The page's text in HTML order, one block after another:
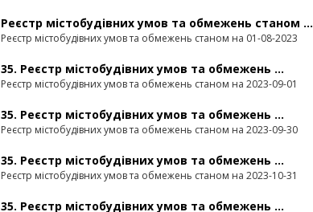
Реєстр містобудівних умов та обмежень станом ...
Реєстр містобудівних умов та обмежень станом на 01-08-2023
35. Реєстр містобудівних умов та обмежень ...
Реєстр містобудівних умов та обмежень станом на 2023-09-01
35. Реєстр містобудівних умов та обмежень ...
Реєстр містобудівних умов та обмежень станом на 2023-09-30
35. Реєстр містобудівних умов та обмежень ...
Реєстр містобудівних умов та обмежень станом на 2023-10-31
35. Реєстр містобудівних умов та обмежень ...